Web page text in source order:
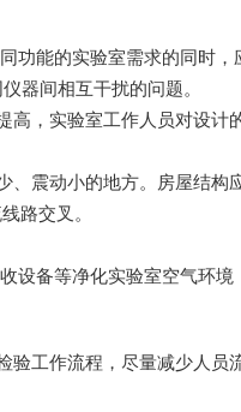
功能的实验室需求的同时
器间相互干扰的问题。
高，实验室工作人员对设计的
、震动小的地方。房屋
交叉。
设备等净化实验室空气环境
工作流程，尽量减少人员流